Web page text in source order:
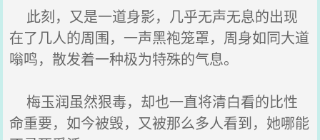
此刻，又是一道身影，几乎无声无息的出现
在了几人的周围，一声黑袍笼罩，周身如同大道
嗡鸣，散发着一种极为特殊的气息。
梅玉润虽然狠毒，却也一直将清白看的比性
命重要，如今被毁，又被那么多人看到，她哪能